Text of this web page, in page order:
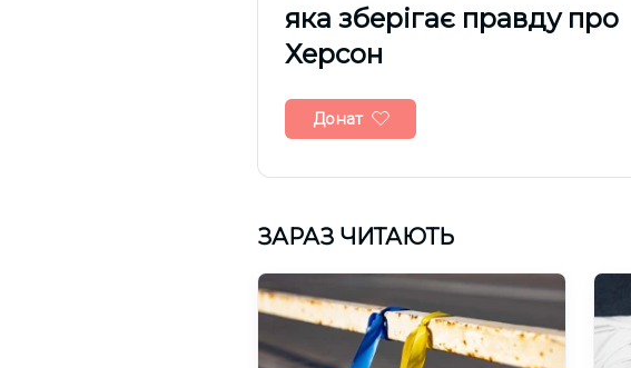
яка зберігає правду про
Херсон
Донат
ЗАРАЗ ЧИТАЮТЬ